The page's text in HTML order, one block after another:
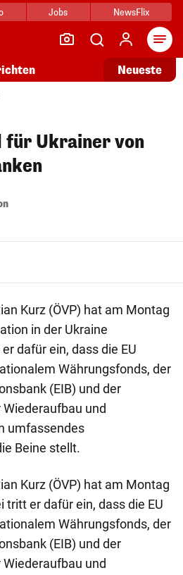
Jobs NewsFlix
Neueste
für Ukrainer von
Kurz (ÖVP) hat am Montag
in der Ukraine
dafür ein, dass die EU
Währungsfonds, der
(EIB) und der
und
umfassendes
Beine stellt.
Kurz (ÖVP) hat am Montag
tritt er dafür ein, dass die EU
Währungsfonds, der
(EIB) und der
und